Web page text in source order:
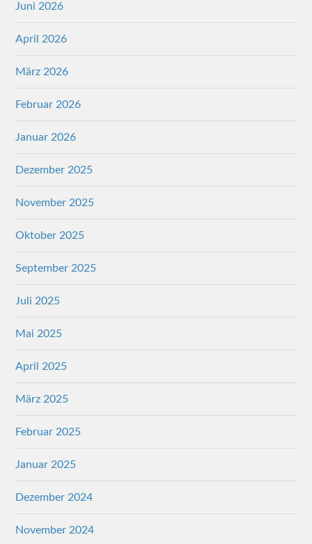
Juni 2026
April 2026
März 2026
Februar 2026
Januar 2026
Dezember 2025
November 2025
Oktober 2025
September 2025
Juli 2025
Mai 2025
April 2025
März 2025
Februar 2025
Januar 2025
Dezember 2024
November 2024